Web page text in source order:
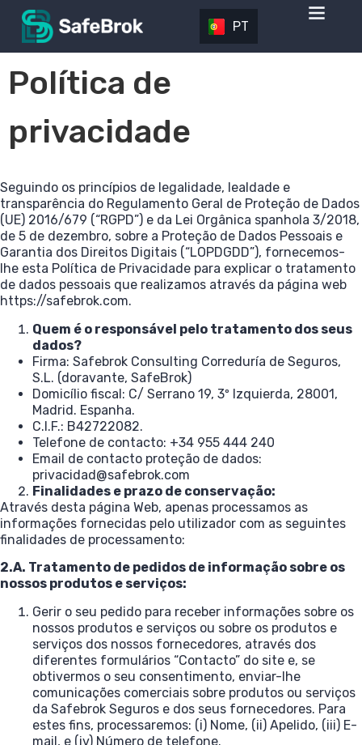
PT
EN
Política de
privacidade
Seguindo os princípios de legalidade, lealdade e
transparência do Regulamento Geral de Proteção de Dados
(UE) 2016/679 (“RGPD”) e da Lei Orgânica spanhola 3/2018,
de 5 de dezembro, sobre a Proteção de Dados Pessoais e
Garantia dos Direitos Digitais (“LOPDGDD”), fornecemos-
lhe esta Política de Privacidade para explicar o tratamento
de dados pessoais que realizamos através da página web
https://safebrok.com.
Quem é o responsável pelo tratamento dos seus
dados?
Firma: Safebrok Consulting Correduría de Seguros,
S.L. (doravante, SafeBrok)
Domicílio fiscal: C/ Serrano 19, 3º Izquierda, 28001,
Madrid. Espanha.
C.I.F.: B42722082.
Telefone de contacto: +34 955 444 240
Email de contacto proteção de dados:
privacidad@safebrok.com
Finalidades e prazo de conservação:
Através desta página Web, apenas processamos as
informações fornecidas pelo utilizador com as seguintes
finalidades de processamento:
2.A. Tratamento de pedidos de informação sobre os
nossos produtos e serviços:
Gerir o seu pedido para receber informações sobre os
nossos produtos e serviços ou sobre os produtos e
serviços dos nossos fornecedores, através dos
diferentes formulários “Contacto” do site e, se
obtivermos o seu consentimento, enviar-lhe
comunicações comerciais sobre produtos ou serviços
da Safebrok Seguros e dos seus fornecedores. Para
estes fins, processaremos: (i) Nome, (ii) Apelido, (iii) E-
mail, e (iv) Número de telefone.